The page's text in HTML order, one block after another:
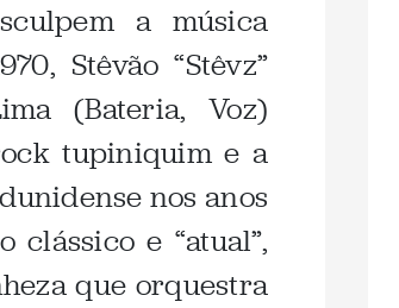
a música
Stêvão “Stêvz”
(Bateria, Voz)
tupiniquim e a
nos anos
e “atual”,
que orquestra